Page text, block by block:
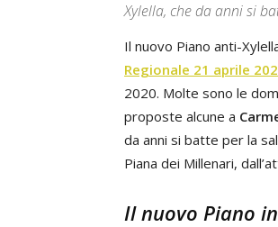
Xylella, che da anni si
Il nuovo Piano anti-
Regionale 21 aprile
2020. Molte sono le
proposte alcune a
da anni si batte per la
Piana dei Millenari,
Il nuovo Piano